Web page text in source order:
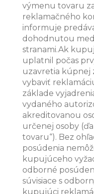
výmenu tovaru
reklamačného
informuje
dohodnutou
stranami.Ak
uplatnil počas
uzavretia kúpnej
vybaviť
základe
vydaného
akreditovanou
určenej osoby
tovaru“). Bez
posúdenia
kupujúceho
odborné
súvisiace s
kupujúci